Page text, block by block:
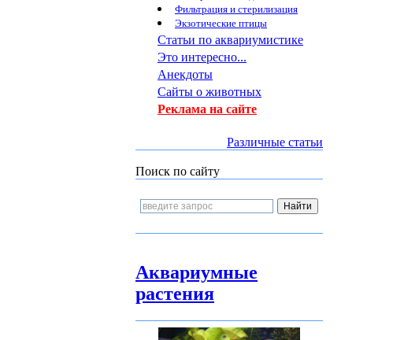
Фильтрация и стерилизация
Экзотические птицы
Статьи по аквариумистике
Это интересно...
Анекдоты
Сайты о животных
Реклама на сайте
Различные статьи
Поиск по сайту
Аквариумные
растения